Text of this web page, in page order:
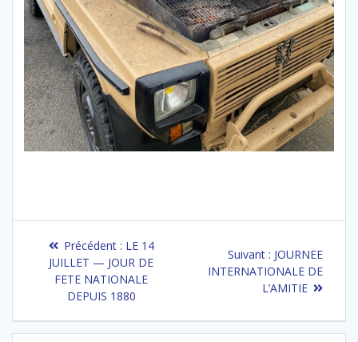
Navigation
l’article
Précédent : Article
précédent
:
LE 14
JUILLET — JOUR DE
FETE NATIONALE
DEPUIS 1880
Suivant : Article
suivant
:
JOURNEE
INTERNATIONALE DE
L’AMITIE